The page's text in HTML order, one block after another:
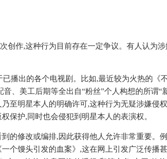
创作,这种行为目前存在一定争议。有人认为
播出的各个电视剧。比如,最近较为火热的《
、美工后期等全出自“粉丝”个人构想的所谓
至明星本人的明确许可,这种行为无疑涉嫌侵
保护,同时也会侵犯到明星本人的表演权。
的修改或编排,因此获得他人允许非常重要。
个馒头引发的血案》,这在网上引发广泛传播